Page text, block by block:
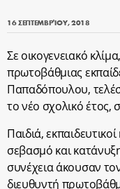
16 ΣΕΠΤΕΜΒΡΊΟΥ, 2018
Σε οικογενειακό
πρωτοβάθμιας
Παπαδόπουλου,
το νέο σχολικό έτος,
Παιδιά,
σεβασμό και
συνέχεια άκουσαν
διευθυντή